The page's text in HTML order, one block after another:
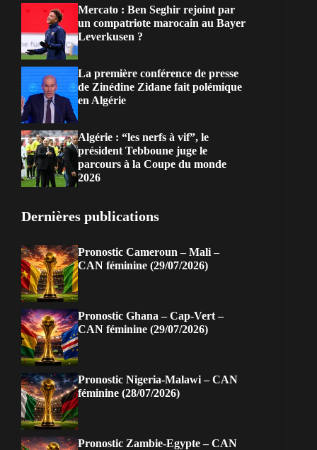
Mercato : Ben Seghir rejoint par
un compatriote marocain au Bayer
Leverkusen ?
La première conférence de presse
de Zinédine Zidane fait polémique
en Algérie
Algérie : “les nerfs à vif”, le
président Tebboune juge le
parcours à la Coupe du monde
2026
Dernières publications
Pronostic Cameroun – Mali –
CAN féminine (29/07/2026)
Pronostic Ghana – Cap-Vert –
CAN féminine (29/07/2026)
Pronostic Nigeria-Malawi – CAN
féminine (28/07/2026)
Pronostic Zambie-Egypte – CAN